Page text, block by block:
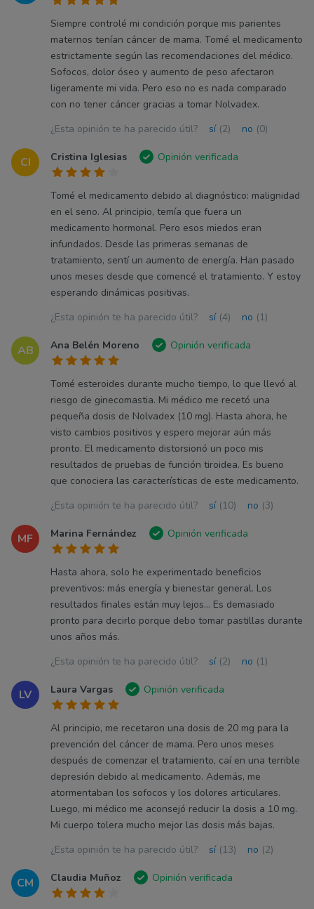
Siempre controlé mi condición porque mis parientes
maternos tenían cáncer de mama. Tomé el medicamento
estrictamente según las recomendaciones del médico.
Sofocos, dolor óseo y aumento de peso afectaron
ligeramente mi vida. Pero eso no es nada comparado
con no tener cáncer gracias a tomar Nolvadex.
¿Esta opinión te ha parecido útil?
sí (2) no (0)
CI Cristina Iglesias Opinión verificada
Tomé el medicamento debido al diagnóstico: malignidad
en el seno. Al principio, temía que fuera un
medicamento hormonal. Pero esos miedos eran
infundados. Desde las primeras semanas de
tratamiento, sentí un aumento de energía. Han pasado
unos meses desde que comencé el tratamiento. Y estoy
esperando dinámicas positivas.
¿Esta opinión te ha parecido útil?
sí (4) no (1)
AB Ana Belén Moreno Opinión verificada
Tomé esteroides durante mucho tiempo, lo que llevó al
riesgo de ginecomastia. Mi médico me recetó una
pequeña dosis de Nolvadex (10 mg). Hasta ahora, he
visto cambios positivos y espero mejorar aún más
pronto. El medicamento distorsionó un poco mis
resultados de pruebas de función tiroidea. Es bueno
que conociera las características de este medicamento.
¿Esta opinión te ha parecido útil?
sí (10) no (3)
MF Marina Fernández Opinión verificada
Hasta ahora, solo he experimentado beneficios
preventivos: más energía y bienestar general. Los
resultados finales están muy lejos... Es demasiado
pronto para decirlo porque debo tomar pastillas durante
unos años más.
¿Esta opinión te ha parecido útil?
sí (2) no (1)
LV Laura Vargas Opinión verificada
Al principio, me recetaron una dosis de 20 mg para la
prevención del cáncer de mama. Pero unos meses
después de comenzar el tratamiento, caí en una terrible
depresión debido al medicamento. Además, me
atormentaban los sofocos y los dolores articulares.
Luego, mi médico me aconsejó reducir la dosis a 10 mg.
Mi cuerpo tolera mucho mejor las dosis más bajas.
¿Esta opinión te ha parecido útil?
sí (13) no (2)
CM Claudia Muñoz Opinión verificada